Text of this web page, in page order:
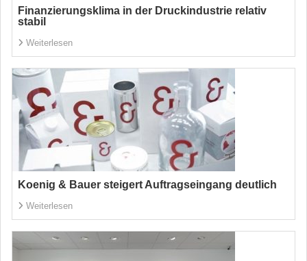
Finanzierungsklima in der Druckindustrie relativ
stabil
Weiterlesen
Koenig & Bauer steigert Auftragseingang deutlich
Weiterlesen